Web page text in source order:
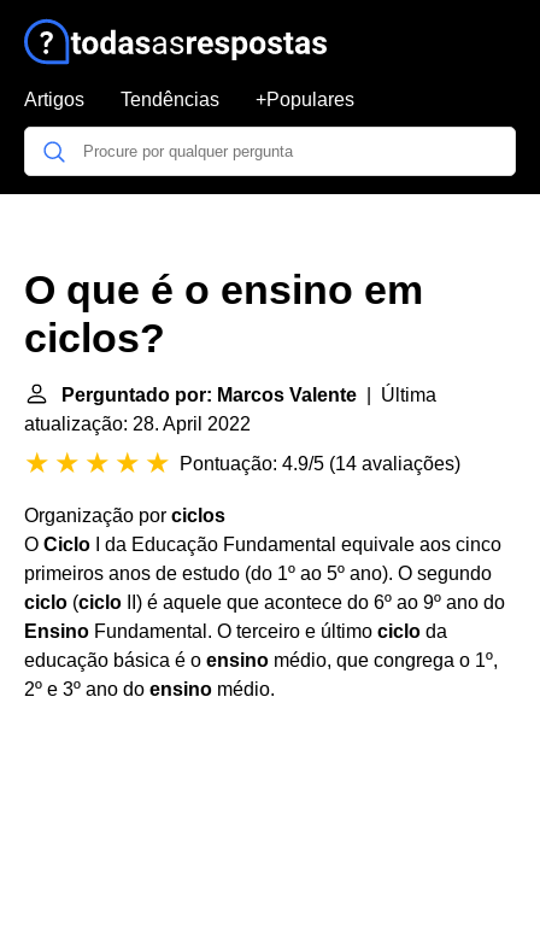
Artigos Tendências +Populares
O que é o ensino em
ciclos?
Perguntado por: Marcos Valente | Última
atualização: 28. April 2022
Pontuação: 4.9/5 (14 avaliações)
Organização por ciclos
O Ciclo I da Educação Fundamental equivale aos cinco
primeiros anos de estudo (do 1º ao 5º ano). O segundo
ciclo (ciclo II) é aquele que acontece do 6º ao 9º ano do
Ensino Fundamental. O terceiro e último ciclo da
educação básica é o ensino médio, que congrega o 1º,
2º e 3º ano do ensino médio.